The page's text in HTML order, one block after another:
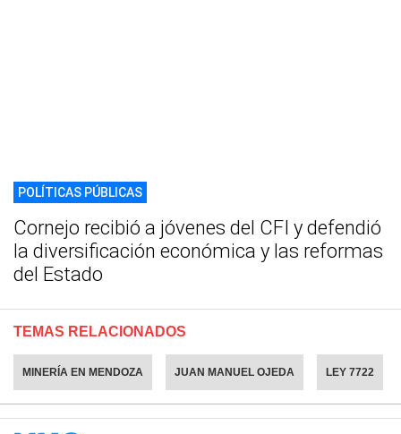
POLÍTICAS PÚBLICAS
Cornejo recibió a jóvenes del CFI y defendió
la diversificación económica y las reformas
del Estado
TEMAS RELACIONADOS
MINERÍA EN MENDOZA JUAN MANUEL OJEDA LEY 7722